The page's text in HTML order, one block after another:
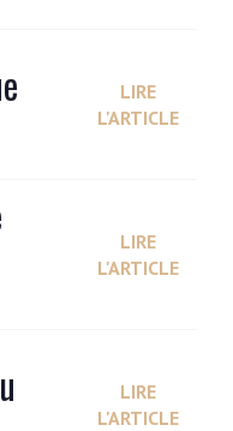
LIRE
L'ARTICLE
LIRE
L'ARTICLE
LIRE
L'ARTICLE